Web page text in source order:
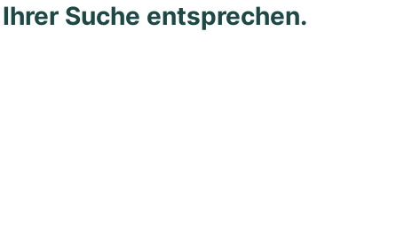
Suche entsprechen.